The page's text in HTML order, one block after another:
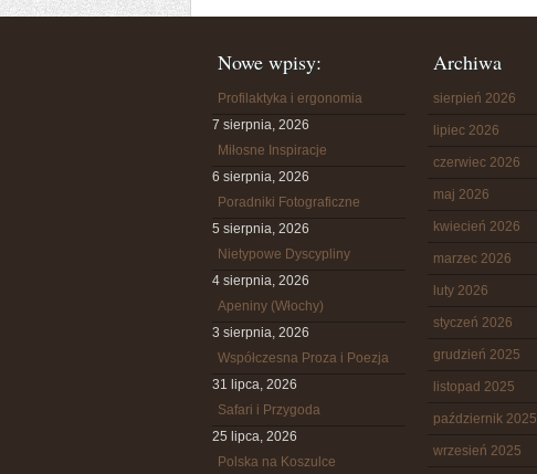
Nowe wpisy:
Profilaktyka i ergonomia
7 sierpnia, 2026
Miłosne Inspiracje
6 sierpnia, 2026
Poradniki Fotograficzne
5 sierpnia, 2026
Nietypowe Dyscypliny
4 sierpnia, 2026
Apeniny (Włochy)
3 sierpnia, 2026
Współczesna Proza i Poezja
31 lipca, 2026
Safari i Przygoda
25 lipca, 2026
Polska na Koszulce
Archiwa
sierpień 2026
lipiec 2026
czerwiec 2026
maj 2026
kwiecień 2026
marzec 2026
luty 2026
styczeń 2026
grudzień 2025
listopad 2025
październik 2025
wrzesień 2025